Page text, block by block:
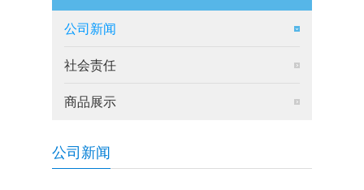
公司新闻
社会责任
商品展示
公司新闻